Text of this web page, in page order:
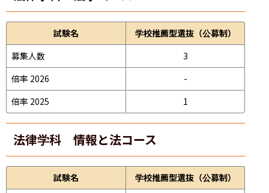
試験名
学校推薦型選抜（公募制）
募集人数
3
倍率 2026
-
倍率 2025
1
法律学科 情報と法コース
試験名
学校推薦型選抜（公募制）